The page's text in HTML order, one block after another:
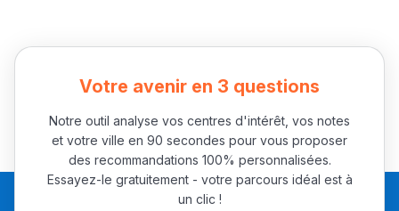
يلقاو التوازن من الدّاخل
ومن الخارج، بشرى
أمسكين بنات مسارها
خطوة بخطوة - مترجم
القراية و الخدمة فمجال
تقويم البصر مع المختصّة
Votre avenir en 3 questions
Notre outil analyse vos centres d'intérêt, vos notes
et votre ville en 90 secondes pour vous proposer
des recommandations 100% personnalisées.
Essayez-le gratuitement - votre parcours idéal est à
un clic !